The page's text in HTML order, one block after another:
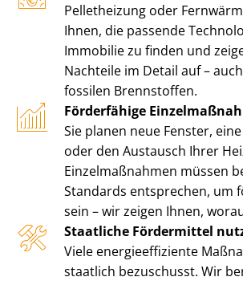
Pelletheizung oder
Ihnen, die passende
Immobilie zu finden und
Nachteile im Detail auf –
fossilen Brennstoffen.
Förderfähige
Sie planen neue Fenster,
oder den Austausch Ihrer
Einzelmaßnahmen müssen
Standards entsprechen, um
sein – wir zeigen Ihnen,
Staatliche Fördermittel
Viele en­er­gie­ef­fi­zi­en­te
staatlich bezuschusst. Wir